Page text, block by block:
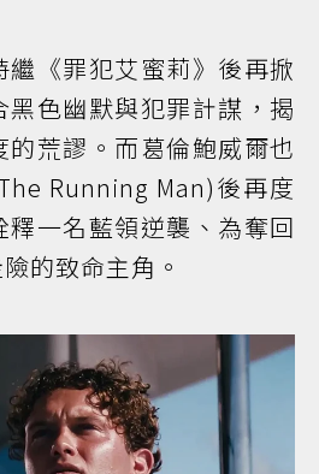
《罪犯艾蜜莉》後再掀
色幽默與犯罪計謀，揭
的荒謬。而葛倫鮑威爾也
Running Man)後再度
一名藍領逆襲、為奪回
的致命主角。